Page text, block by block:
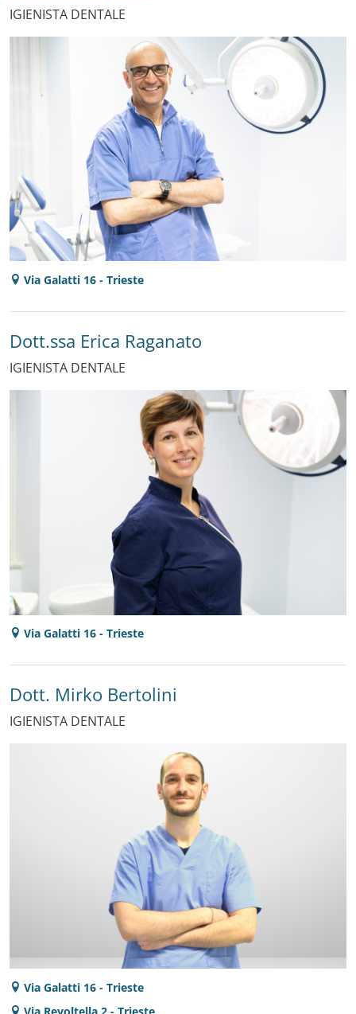
IGIENISTA DENTALE
Via Galatti 16 - Trieste
Dott.ssa Erica Raganato
IGIENISTA DENTALE
Via Galatti 16 - Trieste
Dott. Mirko Bertolini
IGIENISTA DENTALE
Via Galatti 16 - Trieste